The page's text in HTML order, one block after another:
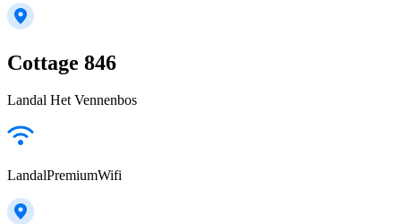
Cottage 846
Landal Het Vennenbos
LandalPremiumWifi